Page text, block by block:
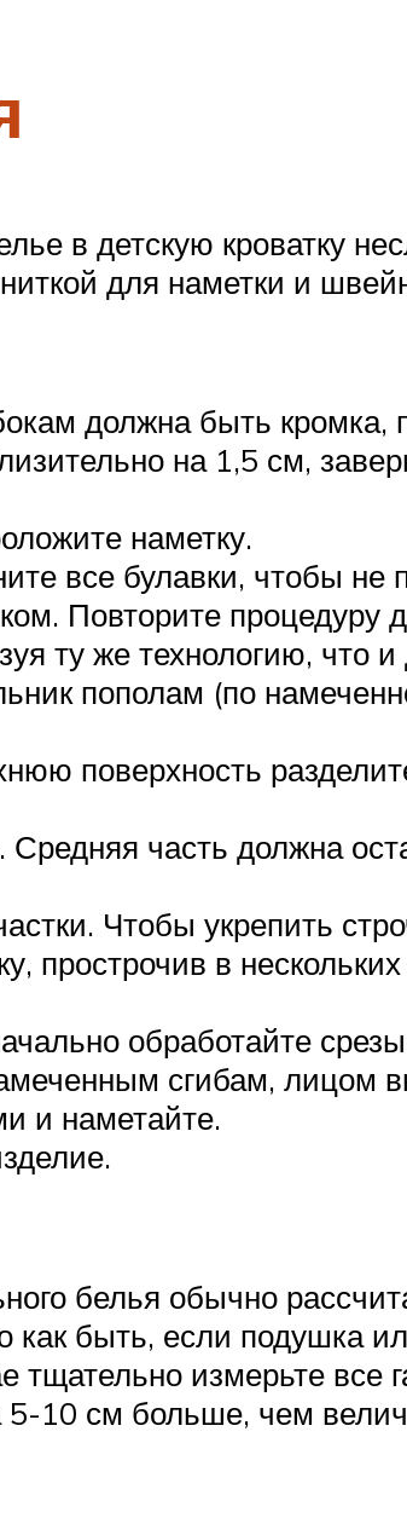
в детскую кроватку
ниткой для наметки и
должна быть кромка,
на 1,5 см,
наметку.
все булавки, чтобы не
Повторите процедуру
ту же технологию, что
пополам (по
поверхность
часть должна
Чтобы укрепить
прострочив в
обработайте
сгибам, лицом
и наметайте.
белья обычно
как быть, если подушка
тщательно измерьте все
5-10 см больше, чем